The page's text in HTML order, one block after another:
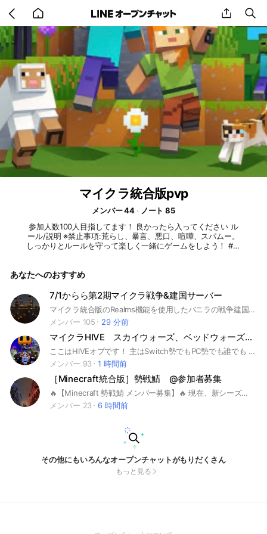
back
to
home
share
マイクラ統合版pvp
メンバー 44
ノート 85
参加人数100人目指してます！ 良かったら入ってください ル
ール/説明 ※禁止事項:荒らし、暴言、悪口、喧嘩、スパムー。
しっかりとルールを守って楽しく一緒にゲームをしよう！ #ゲ
あなたへのおすすめ
7/1からら第2期マイクラ戦争&建国サーバー
マイクラ統合版のRealms機能を使用したバニラの戦争建国鯖です！ PVP、建国が好きな人は是非参加してみてください！ #Minecraft #マイクラ #マインクラフト #マイクラ統合版 #建国 #建国鯖 #マイクラ建国 #PVP #戦争 #Realms #マルチ
メンバー 105
29 分前
マイクラHIVE スカイウォーズ、ベッドウォーズなんでも！
ここはHIVEオプです！ 主はSwitch勢でもPC勢でも誰でも 歓迎します(荒らし以外はね) 基本はHIVEです別ゲーもありですが別ゲーだけ求めるのはNGです雑談も ありです！雑談だけはギリセーフに しますライトとかは副官とか管理人に 気軽に頼んでねー PVP強くなりたい人はみんなが鍛えてくれるよ☆強くなりたい人も歓迎してます強い人もどんどんきてね！ 強さ関係なく楽しむことができれば いいよ！みんなでcsとかでワイワイ するのもいいかもね！ みんなで楽しくHIVEをやるために作ったオプです！よければ入ってねー 入ってくれたら 🍐*ᐠ( ᐢ ᵕ ᐢ )ᐟﾅｼｯ=͟͟͞ ᐠ( ᐢ ᵕ ᐢ )ᐟﾅｼｯ*🍐 #マイクラ #フラッグ #ブリッジ #The Hive #ハイブ #グラウンドウォーズ #ベッドウォーズThe Hive #ハイブ #グラウンドウォーズ #ベッドウォーズ #はいぶ #コツ #スイッチ #ipad #pc #ベットウォーズ #初心者 #中級者 #上級者#ベッドウォーズ勢 #ベットウォーズ勢 #チーム #ベッド #ベット #レベル上げ #レベル #立ち回り #毎日 #sumo #フリートーク #YouTube#浮上 #ギフト #マイクラ #ユーチューブ #ユーチューバー #学生 #スカイウォーズ #sky #ライブトーク #作成 #中学生 #サバイバル #ctf #建築 #女子 #男子 #雑談 #参加 #新しい #スマホ #hive勢 #マイクラpvp #パーティー #めもぱず #メモパズ
メンバー 93
1 時間前
［Minecraft統合版］勢戦鯖 @参加者募集
🔥【Minecraft 勢戦鯖 メンバー募集】🔥 現在、新シーズン開幕につき参加者募集中！ ⚔️ 2つの勢力に分かれて戦うサバイバルPVP ⚔️ 仲間と協力して資源を集め、拠点を建築し、敵勢力と戦争！ ◆ 勢戦鯖とは？ ・勢力 vs 勢力の戦争サバイバル ・PvP / 建築 / 作戦 /貿易/協力あり ・仲間との協力が勝利の鍵！ ✅ 中学生・高校生・大学生歓迎 ✅ 初心者OK ✅ 建築勢・PvP勢どちらも歓迎 ✅ 今なら初期メンバーとして参加可能 #まいくら #まいんくらふと #マイクラ #マインクラフト #Minecraft #戦争 #攻城戦 #PVP #勢力 #サバイバル #建築 #貿易 #中学生歓迎 #高校生歓迎 #大学生歓迎 #初心者歓迎
メンバー 23
6 時間前
その他にもいろんなオープンチャットがもりだくさん
もっと見る